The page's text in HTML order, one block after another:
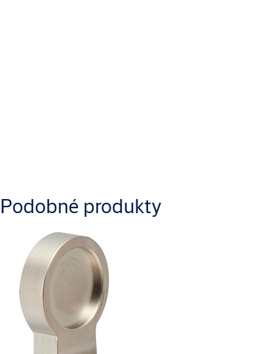
IKON_IKON.CLIQGO.NZ02RFID_Product_information_1.pdf
Podobné produkty